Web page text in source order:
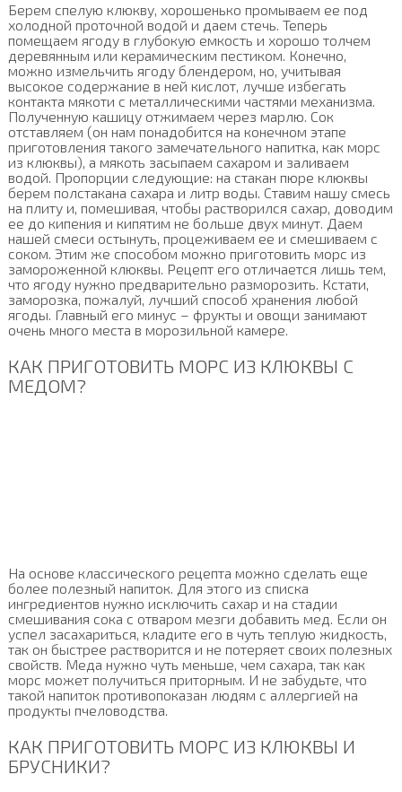
Берем спелую клюкву, хорошенько промываем ее под
холодной проточной водой и даем стечь. Теперь
помещаем ягоду в глубокую емкость и хорошо толчем
деревянным или керамическим пестиком. Конечно,
можно измельчить ягоду блендером, но, учитывая
высокое содержание в ней кислот, лучше избегать
контакта мякоти с металлическими частями механизма.
Полученную кашицу отжимаем через марлю. Сок
отставляем (он нам понадобится на конечном этапе
приготовления такого замечательного напитка, как морс
из клюквы), а мякоть засыпаем сахаром и заливаем
водой. Пропорции следующие: на стакан пюре клюквы
берем полстакана сахара и литр воды. Ставим нашу смесь
на плиту и, помешивая, чтобы растворился сахар, доводим
ее до кипения и кипятим не больше двух минут. Даем
нашей смеси остынуть, процеживаем ее и смешиваем с
соком. Этим же способом можно приготовить морс из
замороженной клюквы. Рецепт его отличается лишь тем,
что ягоду нужно предварительно разморозить. Кстати,
заморозка, пожалуй, лучший способ хранения любой
ягоды. Главный его минус – фрукты и овощи занимают
очень много места в морозильной камере.
КАК ПРИГОТОВИТЬ МОРС ИЗ КЛЮКВЫ С
МЕДОМ?
На основе классического рецепта можно сделать еще
более полезный напиток. Для этого из списка
ингредиентов нужно исключить сахар и на стадии
смешивания сока с отваром мезги добавить мед. Если он
успел засахариться, кладите его в чуть теплую жидкость,
так он быстрее растворится и не потеряет своих полезных
свойств. Меда нужно чуть меньше, чем сахара, так как
морс может получиться приторным. И не забудьте, что
такой напиток противопоказан людям с аллергией на
продукты пчеловодства.
КАК ПРИГОТОВИТЬ МОРС ИЗ КЛЮКВЫ И
БРУСНИКИ?